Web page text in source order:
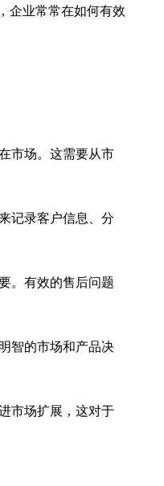
企业常常在如何有效
市场。这需要从市
记录客户信息、分
。有效的售后问题
智的市场和产品决
市场扩展，这对于